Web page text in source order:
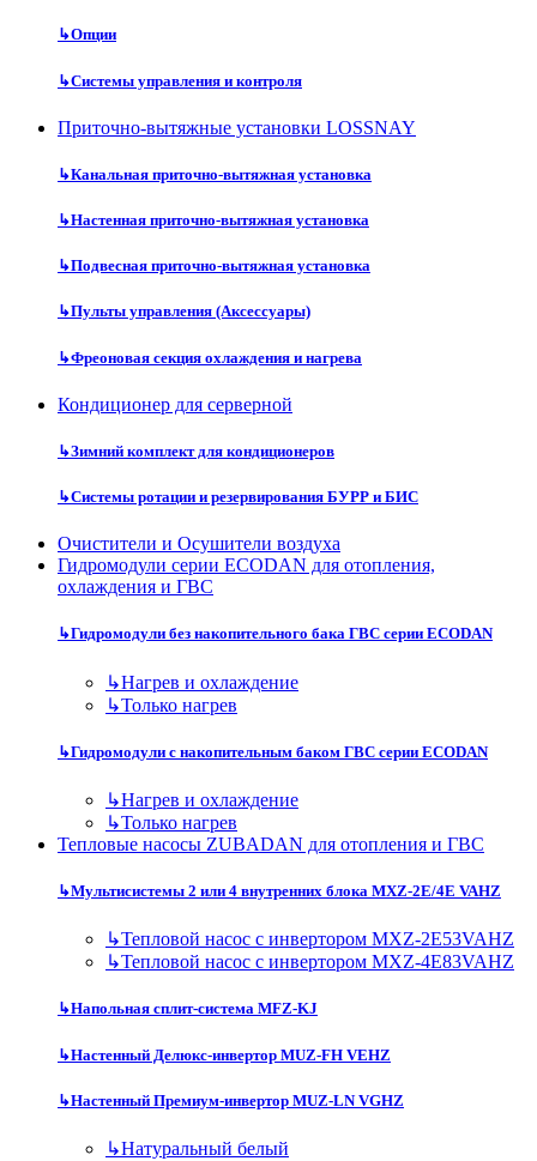
↳Опции
↳Системы управления и контроля
Приточно-вытяжные установки LOSSNAY
↳Канальная приточно-вытяжная установка
↳Настенная приточно-вытяжная установка
↳Подвесная приточно-вытяжная установка
↳Пульты управления (Аксессуары)
↳Фреоновая секция охлаждения и нагрева
Кондиционер для серверной
↳Зимний комплект для кондиционеров
↳Системы ротации и резервирования БУРР и БИС
Очистители и Осушители воздуха
Гидромодули серии ECODAN для отопления,
охлаждения и ГВС
↳Гидромодули без накопительного бака ГВС серии ECODAN
↳Нагрев и охлаждение
↳Только нагрев
↳Гидромодули с накопительным баком ГВС серии ECODAN
↳Нагрев и охлаждение
↳Только нагрев
Тепловые насосы ZUBADAN для отопления и ГВС
↳Мультисистемы 2 или 4 внутренних блока MXZ-2E/4E VAHZ
↳Тепловой насос с инвертором MXZ-2E53VAHZ
↳Тепловой насос с инвертором MXZ-4E83VAHZ
↳Напольная сплит-система MFZ-KJ
↳Настенный Делюкс-инвертор MUZ-FH VEHZ
↳Настенный Премиум-инвертор MUZ-LN VGHZ
↳Натуральный белый